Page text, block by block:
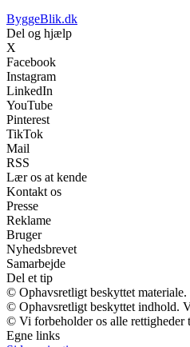
ByggeBlik.dk
Del og hjælp
X
Facebook
Instagram
LinkedIn
YouTube
Pinterest
TikTok
Mail
RSS
Lær os at kende
Kontakt os
Presse
Reklame
Bruger
Nyhedsbrevet
Samarbejde
Del et tip
© Ophavsretligt beskyttet materiale.
© Ophavsretligt beskyttet indhold.
© Vi forbeholder os alle rettigheder
Egne links